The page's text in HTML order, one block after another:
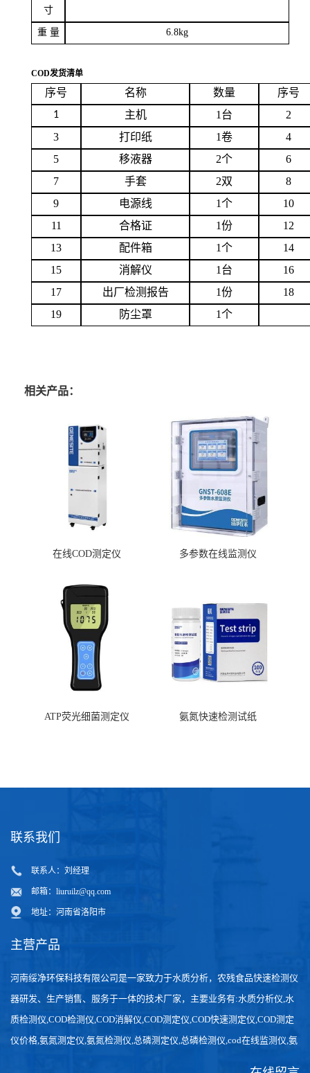
源
外形尺
240mm（长×宽×高）
重 量
发货清单
序号 名称 数量
序号
1
主机 1台
2
3
打印纸 1卷
4
5
移液器 2个
6
7
手套 2双
8
9
电源线 1个
10
11
合格证 1份
12
13
配件箱 1个
14
15
消解仪 1台
相关产品：
在线COD测定仪
联系我们
联系人：刘经理
主营产品
河南绥净环保科技有限公司是一家致力于水质分析，农残食品快速检测仪
器研发、生产销售、服务于一体的技术厂家，主要业务有:水质分析仪,水